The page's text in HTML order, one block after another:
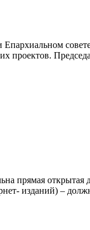
проектов.
прямая
изданий) –